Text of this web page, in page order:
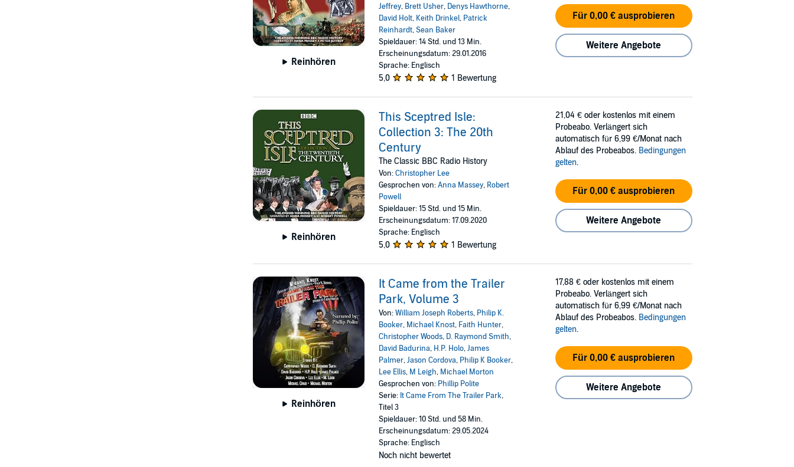
Reinhören
Jeffrey, Brett Usher, Denys Hawthorne,
David Holt, Keith Drinkel, Patrick
Reinhardt,Sean Baker
Spieldauer: 14 Std. und 13 Min.
Erscheinungsdatum: 29.01.2016
Sprache: Englisch
5,0 1 Bewertung
Für 0,00 € ausprobieren
Weitere Angebote
Reinhören
This Sceptred Isle:
Collection 3: The 20th
Century
The Classic BBC Radio History
Von:Christopher Lee
Gesprochen von:Anna Massey, Robert
Powell
Spieldauer: 15 Std. und 15 Min.
Erscheinungsdatum: 17.09.2020
Sprache: Englisch
5,0 1 Bewertung
21,04 € oder kostenlos mit einem
Probeabo. Verlängert sich
automatisch für 6,99 €/Monat nach
Ablauf des Probeabos. Bedingungen
gelten.
Für 0,00 € ausprobieren
Weitere Angebote
Reinhören
It Came from the Trailer
Park, Volume 3
Von:William Joseph Roberts, Philip K.
Booker, Michael Knost, Faith Hunter,
Christopher Woods, D. Raymond Smith,
David Badurina, H.P. Holo,James
Palmer,Jason Cordova, Philip K Booker,
Lee Ellis, M Leigh, Michael Morton
Gesprochen von: Phillip Polite
Serie: It Came From The Trailer Park,
Titel 3
Spieldauer: 10 Std. und 58 Min.
Erscheinungsdatum: 29.05.2024
Sprache: Englisch
Noch nicht bewertet
17,88 € oder kostenlos mit einem
Probeabo. Verlängert sich
automatisch für 6,99 €/Monat nach
Ablauf des Probeabos. Bedingungen
gelten.
Für 0,00 € ausprobieren
Weitere Angebote